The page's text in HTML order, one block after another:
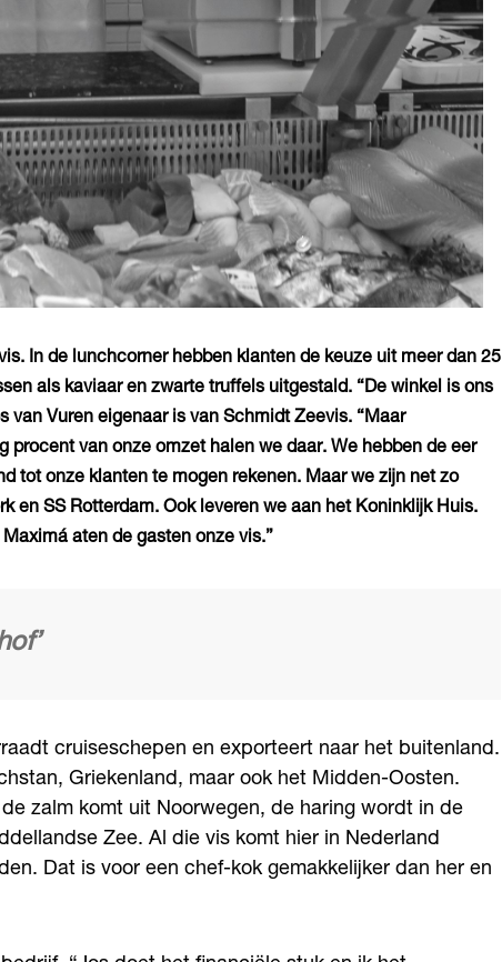
In de lunchcorner hebben klanten de keuze uit meer dan 25
als kaviaar en zwarte truffels uitgestald. “De winkel is ons
Vuren eigenaar is van Schmidt Zeevis. “Maar
van onze omzet halen we daar. We hebben de eer
tot onze klanten te mogen rekenen. Maar we zijn net zo
en SS Rotterdam. Ook leveren we aan het Koninklijk Huis.
aten de gasten onze vis.”
cruiseschepen en exporteert naar het buitenland.
Griekenland, maar ook het Midden-Oosten.
zalm komt uit Noorwegen, de haring wordt in de
Zee. Al die vis komt hier in Nederland
Dat is voor een chef-kok gemakkelijker dan her en